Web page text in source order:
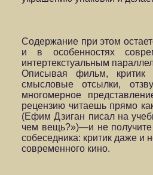
Содержание при этом
и в особенностях
интертекстуальным
Описывая фильм, критик
смысловые отсылки,
многомерное
рецензию читаешь прямо
(Ефим Дзиган писал на
чем вещь?»)—и не получите
собеседника: критик даже и
современного кино.